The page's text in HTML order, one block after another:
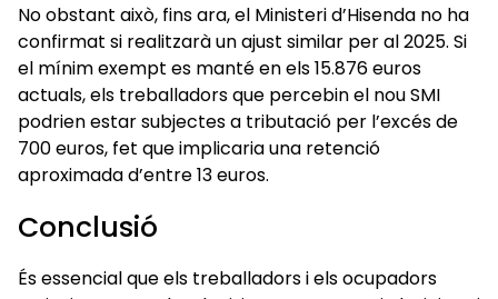
No obstant això, fins ara, el Ministeri d’Hisenda no ha
confirmat si realitzarà un ajust similar per al 2025. Si
el mínim exempt es manté en els 15.876 euros
actuals, els treballadors que percebin el nou SMI
podrien estar subjectes a tributació per l’excés de
700 euros, fet que implicaria una retenció
aproximada d’entre 13 euros.
Conclusió
És essencial que els treballadors i els ocupadors